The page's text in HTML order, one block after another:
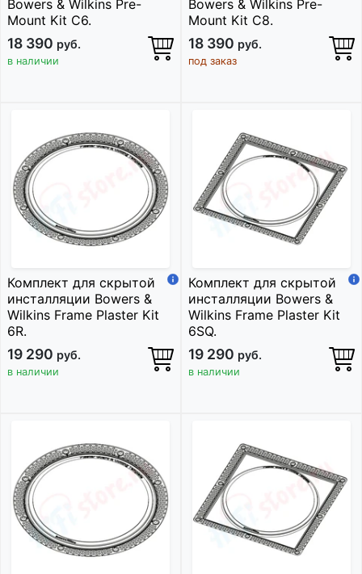
Bowers & Wilkins Pre-
Mount Kit C6.
18 390 руб.
в наличии
Bowers & Wilkins Pre-
Mount Kit C8.
18 390 руб.
под заказ
Комплект для скрытой
инсталляции Bowers &
Wilkins Frame Plaster Kit
6R.
19 290 руб.
в наличии
Комплект для скрытой
инсталляции Bowers &
Wilkins Frame Plaster Kit
6SQ.
19 290 руб.
в наличии